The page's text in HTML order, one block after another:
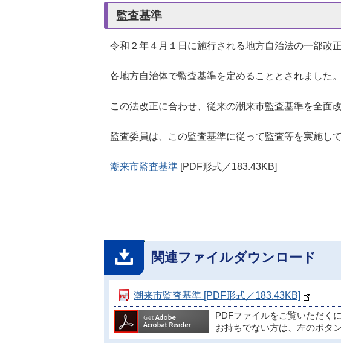
監査基準
令和２年４月１日に施行される地方自治法の一部改
各地方自治体で監査基準を定めることとされました。
この法改正に合わせ、従来の潮来市監査基準を全面
監査委員は、この監査基準に従って監査等を実施し
潮来市監査基準 [PDF形式／183.43KB]
関連ファイルダウンロード
潮来市監査基準 [PDF形式／183.43KB]
PDFファイルをご覧いただく
お持ちでない方は、左のボタ